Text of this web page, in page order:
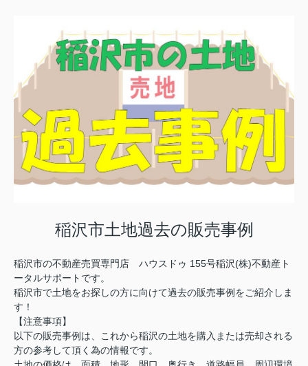
稲沢市土地過去の販売事例
稲沢市の不動産売買専門店 ハウスドゥ 155号稲沢(株)不動産ト
ータルサポートです。
稲沢市で土地をお探しの方に向けて過去の販売事例をご紹介しま
す！
【注意事項】
以下の販売事例は、これから稲沢の土地を購入または売却される
方の参考して頂く為の情報です。